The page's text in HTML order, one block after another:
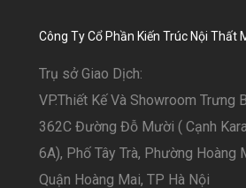
Công Ty Cổ Phần Kiến Trúc Nội Thất
Trụ sở Giao Dịch:
VP.Thiết Kế Và Showroom Trưng
362C Đường Đỗ Mười ( Cạnh
6A), Phố Tây Trà, Phường Hoàng
Quận Hoàng Mai, TP Hà Nội